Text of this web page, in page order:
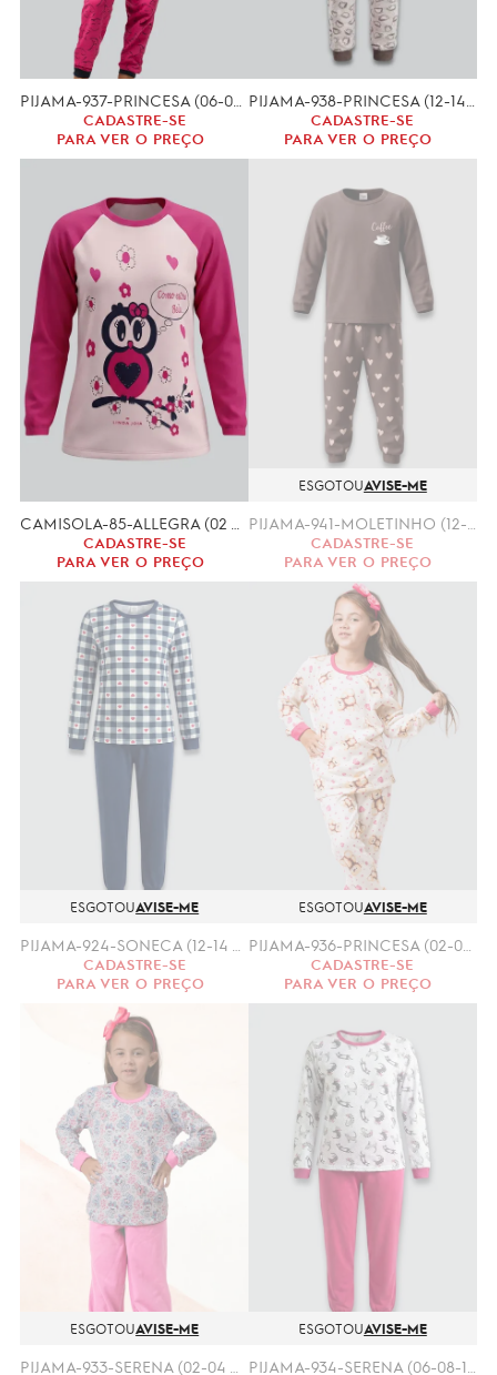
CADASTRE-SE
PARA VER O PREÇO
CADASTRE-SE
PARA VER O PREÇO
CADASTRE-SE
PARA VER O PREÇO
ESGOTOUAVISE-ME
CADASTRE-SE
PARA VER O PREÇO
ESGOTOUAVISE-ME
CADASTRE-SE
PARA VER O PREÇO
ESGOTOUAVISE-ME
CADASTRE-SE
PARA VER O PREÇO
ESGOTOUAVISE-ME ESGOTOUAVISE-ME